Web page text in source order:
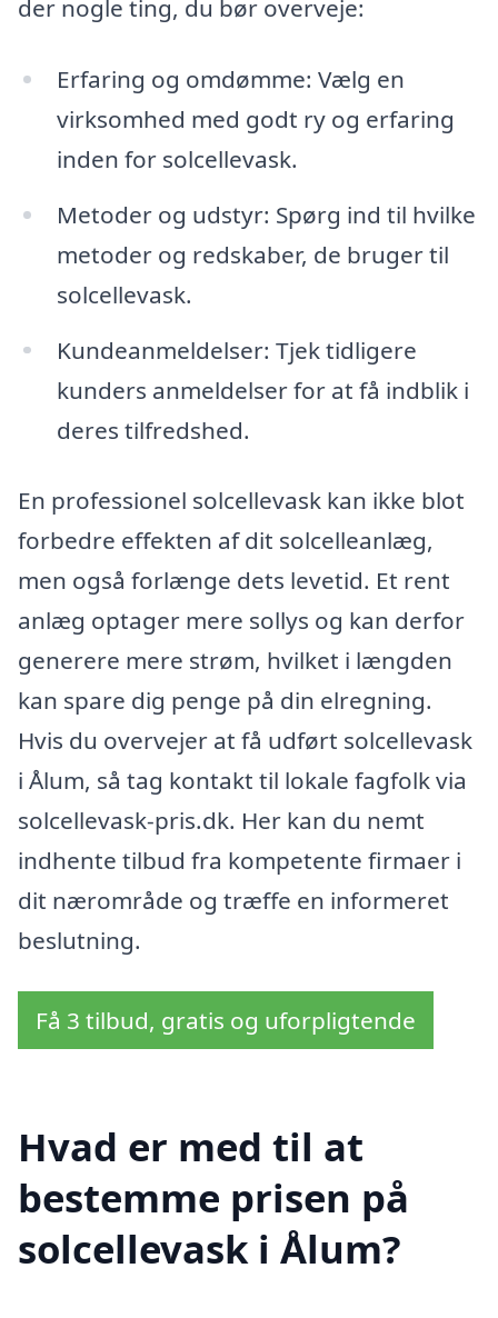
der nogle ting, du bør overveje:
Erfaring og omdømme: Vælg en
virksomhed med godt ry og erfaring
inden for solcellevask.
Metoder og udstyr: Spørg ind til hvilke
metoder og redskaber, de bruger til
solcellevask.
Kundeanmeldelser: Tjek tidligere
kunders anmeldelser for at få indblik i
deres tilfredshed.
En professionel solcellevask kan ikke blot
forbedre effekten af dit solcelleanlæg,
men også forlænge dets levetid. Et rent
anlæg optager mere sollys og kan derfor
generere mere strøm, hvilket i længden
kan spare dig penge på din elregning.
Hvis du overvejer at få udført solcellevask
i Ålum, så tag kontakt til lokale fagfolk via
solcellevask-pris.dk. Her kan du nemt
indhente tilbud fra kompetente firmaer i
dit nærområde og træffe en informeret
beslutning.
Få 3 tilbud, gratis og uforpligtende
Hvad er med til at
bestemme prisen på
solcellevask i Ålum?